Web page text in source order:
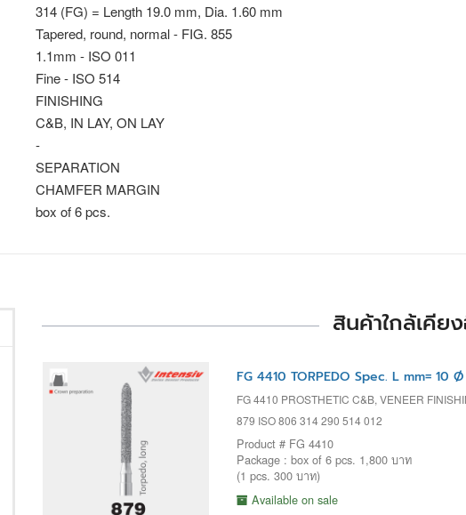
314 (FG) = Length 19.0 mm, Dia. 1.60 mm
Tapered, round, normal - FIG. 855
1.1mm - ISO 011
Fine - ISO 514
FINISHING
C&B, IN LAY, ON LAY
-
SEPARATION
CHAMFER MARGIN
box of 6 pcs.
สินค้าใกล้เคีย
FG 4410 TORPEDO Spec. L mm= 10
FG 4410 PROSTHETIC C&B, VENEER
879 ISO 806 314 290 514 012
Product # FG 4410
Package : box of 6 pcs. 1,800 บาท
(1 pcs. 300 บาท)
Available on sale